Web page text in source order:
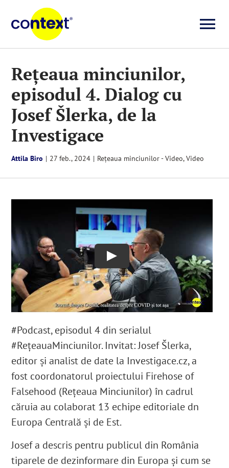
content
Știri
Explicative
Seriale
Despre noi
English
SUSȚINE
Rețeaua minciunilor,
episodul 4. Dialog cu
Josef Šlerka, de la
Investigace
Attila Biro | 27 feb., 2024 | Rețeaua minciunilor - Video,Video
Play
#Podcast, episodul 4 din serialul
#RețeauaMinciunilor. Invitat: Josef Šlerka,
editor și analist de date la Investigace.cz, a
fost coordonatorul proiectului Firehose of
Falsehood (Rețeaua Minciunilor) în cadrul
căruia au colaborat 13 echipe editoriale dn
Europa Centrală și de Est.
Josef a descris pentru publicul din România
tiparele de dezinformare din Europa și cum se